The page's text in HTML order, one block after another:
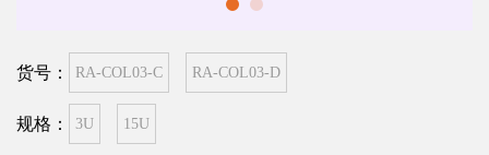
货号： RA-COL03-C RA-COL03-D
规格： 3U 15U